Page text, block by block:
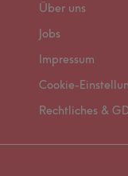
Über uns
Jobs
Impressum
Cookie-
Rechtliches &